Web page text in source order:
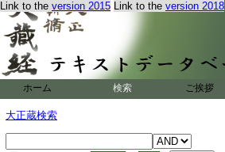
Link to the version 2015 Link to the version 2018
ホーム 検索 ご挨拶
大正蔵検索